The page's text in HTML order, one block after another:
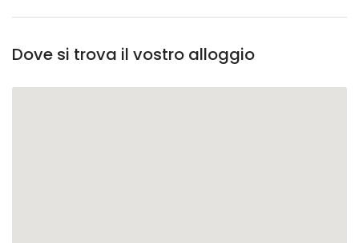
Dove si trova il vostro alloggio